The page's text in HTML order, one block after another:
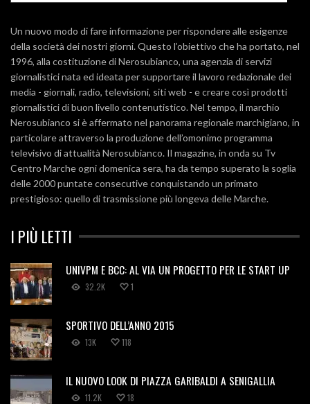
Un nuovo modo di fare informazione per rispondere alle esigenze
della società dei nostri giorni. Questo l’obiettivo che ha portato, nel
1996, alla costituzione di Nerosubianco, una agenzia di servizi
giornalistici nata ed ideata per supportare il lavoro redazionale dei
media - giornali, radio, televisioni, siti web - e creare così prodotti
giornalistici di buon livello contenutistico. Nel tempo, il marchio
Nerosubianco si è affermato nel panorama regionale marchigiano, in
particolare attraverso la produzione dell’omonimo programma
televisivo di attualità Nerosubianco. Il magazine, in onda su Tv
Centro Marche ogni domenica sera, ha da tempo superato la soglia
delle 2000 puntate consecutive conquistando un primato
prestigioso: quello di trasmissione più longeva delle Marche.
I PIÙ LETTI
UNIVPM E BCC: AL VIA UN PROGETTO PER LE START UP
32.2K 1
SPORTIVO DELL’ANNO 2015
13K 118
IL NUOVO LOOK DI PIAZZA GARIBALDI A SENIGALLIA
11.2K 18